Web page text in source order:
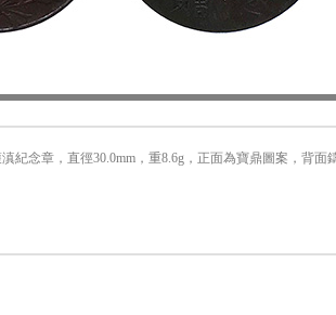
紀念章，直徑30.0mm，重8.6g，正面為寶鼎圖案，背